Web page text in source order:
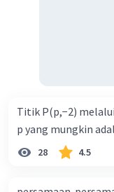
Titik P(p,−2)
p yang mungkin
28 4.5